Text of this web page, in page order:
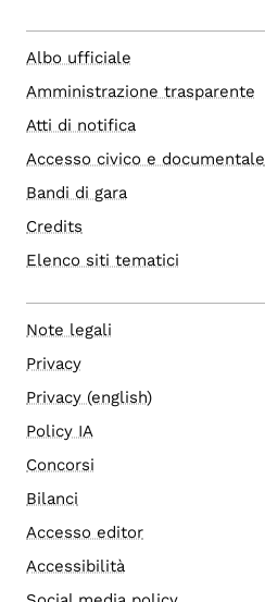
Albo ufficiale
Amministrazione trasparente
Atti di notifica
Accesso civico e documentale
Bandi di gara
Credits
Elenco siti tematici
Note legali
Privacy
Privacy (english)
Policy IA
Concorsi
Bilanci
Accesso editor
Accessibilità